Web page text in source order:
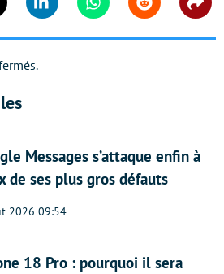
Linkedin WhatsappReddit
Messages s’attaque enfin à
de ses plus gros défauts
2026 09:54
18 Pro : pourquoi il sera